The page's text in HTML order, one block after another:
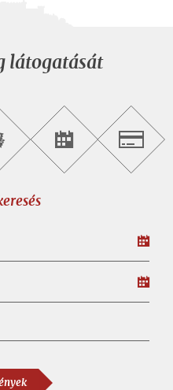
látogatását
jegyvásárlás
Rendezvény
keresése